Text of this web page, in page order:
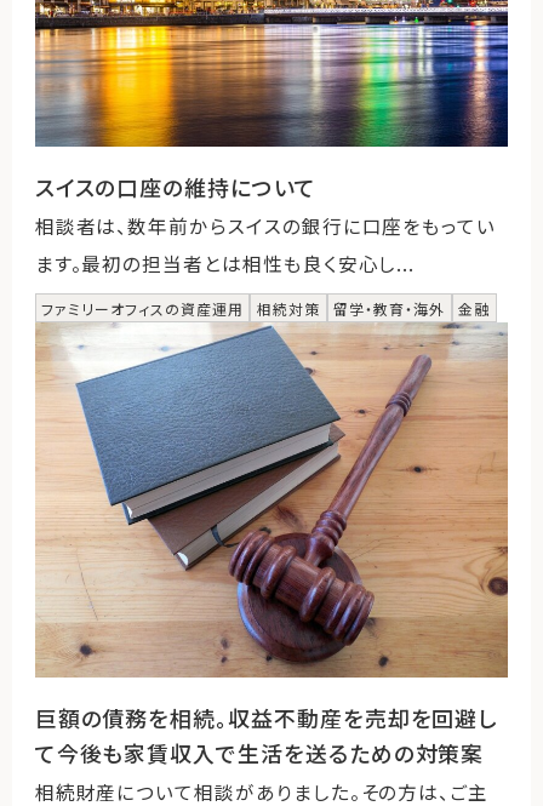
スイスの口座の維持について
相談者は、数年前からスイスの銀行に口座をもってい
ます。最初の担当者とは相性も良く安心し...
ファミリーオフィスの資産運用 相続対策 留学・教育・海外 金融
巨額の債務を相続。収益不動産を売却を回避し
て今後も家賃収入で生活を送るための対策案
相続財産について相談がありました。その方は、ご主